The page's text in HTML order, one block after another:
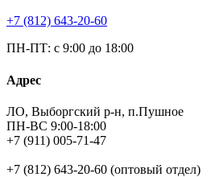
+7 (812) 643-20-60
ПН-ПТ: с 9:00 до 18:00
Адрес
ЛО, Выборгский р-н, п.Пушное
ПН-ВС 9:00-18:00
+7 (911) 005-71-47
+7 (812) 643-20-60 (оптовый отдел)